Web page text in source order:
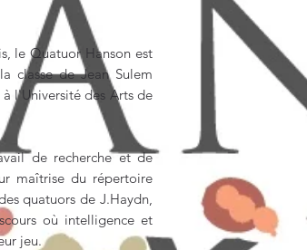
le Quatuor Hanson est
classe de Jean Sulem
l'Université des Arts de
de recherche et de
maîtrise du répertoire
quatuors de J.Haydn,
où intelligence et
jeu.